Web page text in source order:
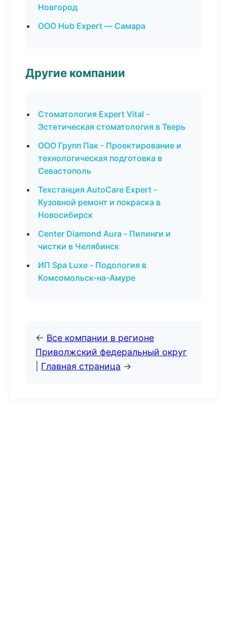
Новгород
ООО Hub Expert — Самара
Другие компании
Стоматология Expert Vital -
Эстетическая стоматология в Тверь
ООО Групп Пак - Проектирование и
технологическая подготовка в
Севастополь
Техстанция AutoCare Expert -
Кузовной ремонт и покраска в
Новосибирск
Center Diamond Aura - Пилинги и
чистки в Челябинск
ИП Spa Luxe - Подология в
Комсомольск-на-Амуре
← Все компании в регионе
Приволжский федеральный округ
Главная страница →